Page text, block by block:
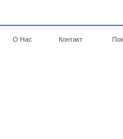
О Нас Контакт